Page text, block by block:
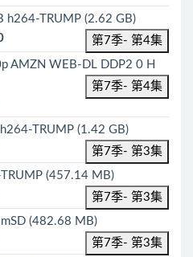
h264-TRUMP (2.62 GB)
第7季- 第4集
AMZN WEB-DL DDP2 0 H
第7季- 第4集
TRUMP (1.42 GB)
第7季- 第3集
(457.14 MB)
第7季- 第3集
(482.68 MB)
第7季- 第3集